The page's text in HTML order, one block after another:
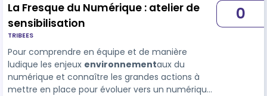
La Fresque du Numérique : atelier de
sensibilisation
TRIBEES
Pour comprendre en équipe et de manière
ludique les enjeux environnementaux du
numérique et connaître les grandes actions à
mettre en place pour évoluer vers un numérique
0